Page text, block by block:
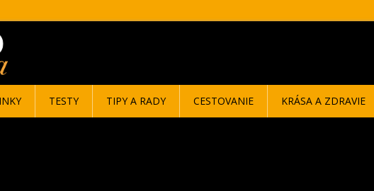
TESTY TIPY A RADY CESTOVANIE KRÁSA A ZDRAVIE